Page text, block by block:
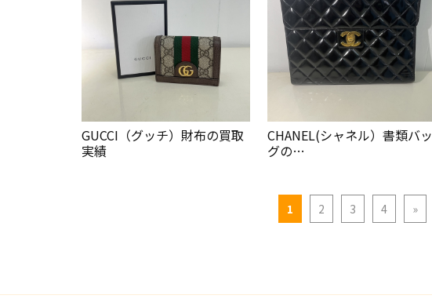
GUCCI（グッチ）財布の買取
実績
CHANEL(シャネル）書類バッ
グの…
1 2 3 4 »